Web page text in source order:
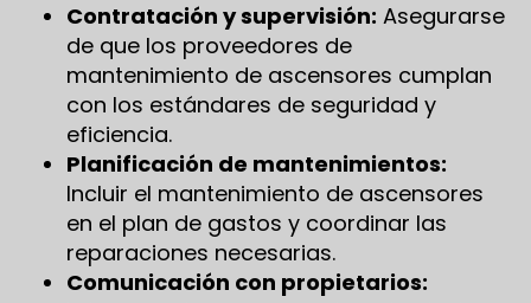
Contratación y supervisión: Asegurarse
de que los proveedores de
mantenimiento de ascensores cumplan
con los estándares de seguridad y
eficiencia.
Planificación de mantenimientos:
Incluir el mantenimiento de ascensores
en el plan de gastos y coordinar las
reparaciones necesarias.
Comunicación con propietarios: